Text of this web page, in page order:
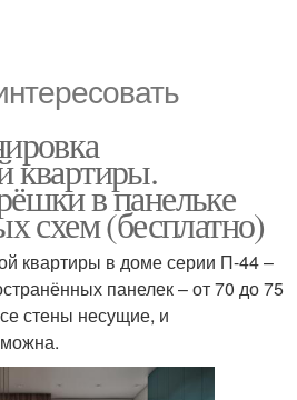
квартиры.
в панельке
схем (бесплатно)
квартиры в доме серии П-44 –
панелек – от 70 до 75
стены несущие, и